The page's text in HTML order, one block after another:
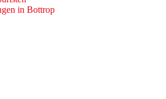
in Bottrop